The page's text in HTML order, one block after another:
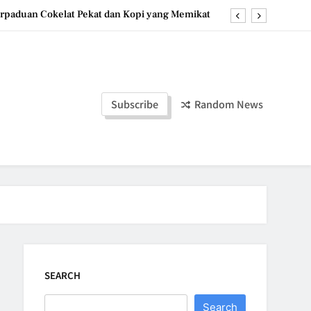
Cokelat Pekat dan Kopi yang Memikat
Manis dan Gurih yang Memanjakan Lidah
Hotteok Manis, Jajanan Korea yang Bikin Nagih
Subscribe Random News
SEARCH
Search